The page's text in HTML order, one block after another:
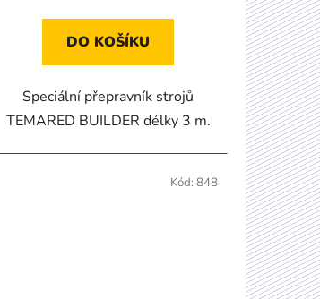
DO KOŠÍKU
Speciální přepravník strojů
TEMARED BUILDER délky 3 m.
Kód: 848